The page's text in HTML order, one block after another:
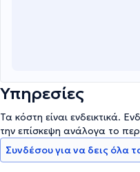
Υπηρεσίες
Τα κόστη είναι ενδεικτικά.
την επίσκεψη ανάλογα το
Συνδέσου για να δεις όλα